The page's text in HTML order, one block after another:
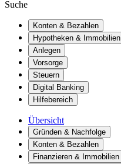
Suche
Konten & Bezahlen
Hypotheken & Immobilien
Anlegen
Vorsorge
Steuern
Digital Banking
Hilfebereich
Übersicht
Gründen & Nachfolge
Konten & Bezahlen
Finanzieren & Immobilien